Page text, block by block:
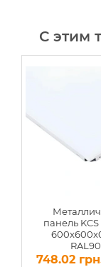
С этим
панель
748.02